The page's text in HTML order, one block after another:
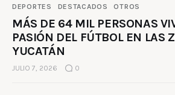
DEPORTES DESTACADOS OTROS
MÁS DE 64 MIL PERSONAS
PASIÓN DEL FÚTBOL EN LAS
YUCATÁN
JULIO 7, 2026 0